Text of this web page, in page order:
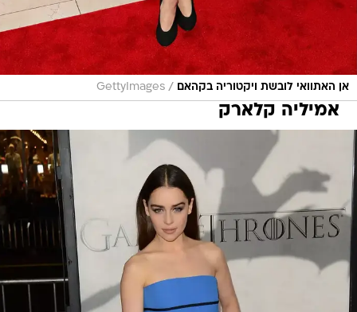
אן האתוואי לובשת ויקטוריה בקהאם /
GettyImages
אמיליה קלארק